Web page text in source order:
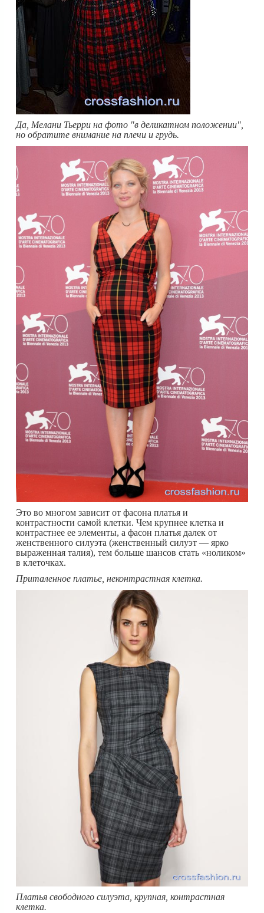
Да, Мелани Тьерри на фото "в деликатном положении",
но обратите внимание на плечи и грудь.
Это во многом зависит от фасона платья и
контрастности самой клетки. Чем крупнее клетка и
контрастнее ее элементы, а фасон платья далек от
женственного силуэта (женственный силуэт — ярко
выраженная талия), тем больше шансов стать «ноликом»
в клеточках.
Приталенное платье, неконтрастная клетка.
Платья свободного силуэта, крупная, контрастная
клетка.